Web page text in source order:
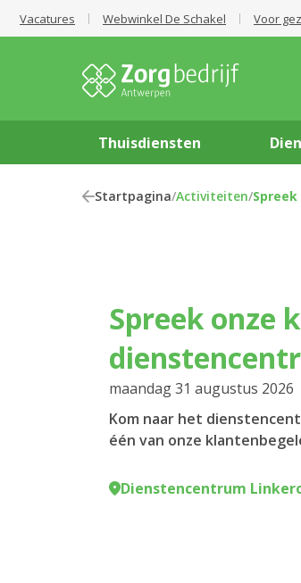
Vacatures Webwinkel De Schakel Voor
Thuisdiensten
Startpagina/Activiteiten/
Spreek onze klantendienst in het
maandag 31 augustus 2026
Kom naar het
één van onze
Dienstencentrum